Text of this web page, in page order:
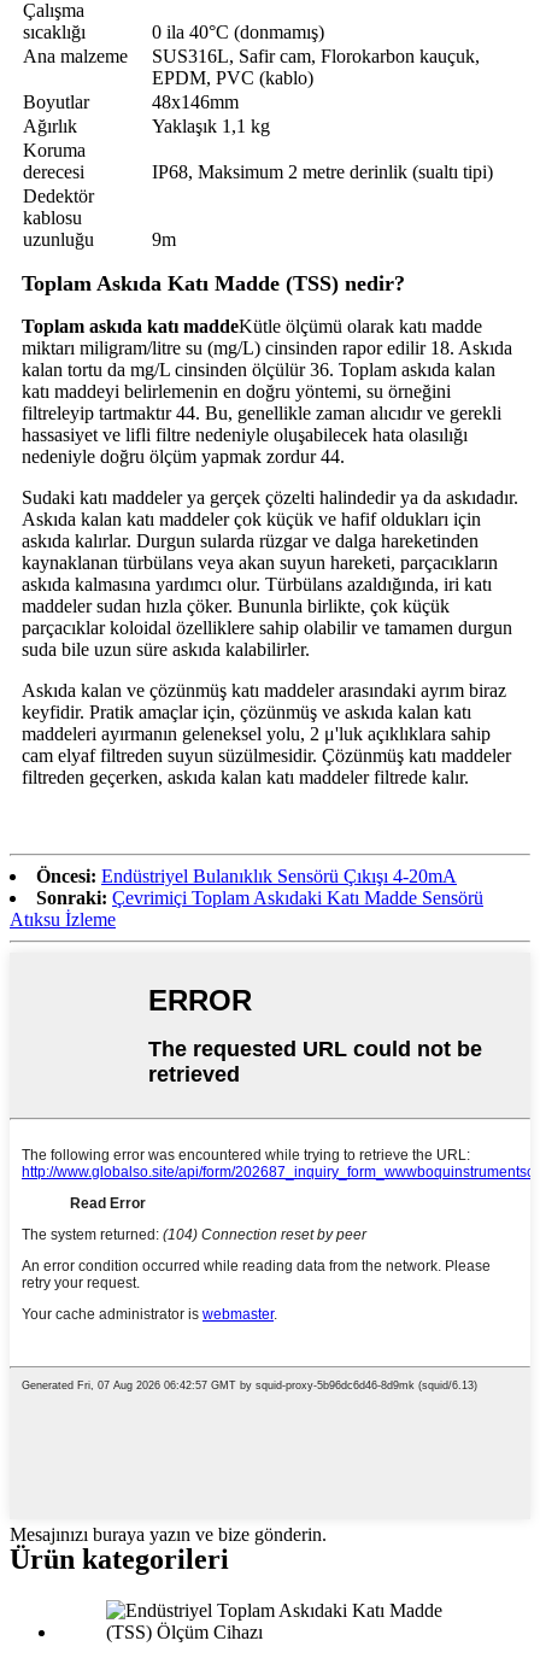
Çalışma
sıcaklığı
0 ila 40°C (donmamış)
Ana malzeme
SUS316L, Safir cam, Florokarbon kauçuk,
EPDM, PVC (kablo)
Boyutlar
48x146mm
Ağırlık
Yaklaşık 1,1 kg
Koruma
derecesi
IP68, Maksimum 2 metre derinlik (sualtı tipi)
Dedektör
kablosu
uzunluğu
9m
Toplam Askıda Katı Madde (TSS) nedir?
Toplam askıda katı maddeKütle ölçümü olarak katı madde
miktarı miligram/litre su (mg/L) cinsinden rapor edilir 18. Askıda
kalan tortu da mg/L cinsinden ölçülür 36. Toplam askıda kalan
katı maddeyi belirlemenin en doğru yöntemi, su örneğini
filtreleyip tartmaktır 44. Bu, genellikle zaman alıcıdır ve gerekli
hassasiyet ve lifli filtre nedeniyle oluşabilecek hata olasılığı
nedeniyle doğru ölçüm yapmak zordur 44.
Sudaki katı maddeler ya gerçek çözelti halindedir ya da askıdadır.
Askıda kalan katı maddeler çok küçük ve hafif oldukları için
askıda kalırlar. Durgun sularda rüzgar ve dalga hareketinden
kaynaklanan türbülans veya akan suyun hareketi, parçacıkların
askıda kalmasına yardımcı olur. Türbülans azaldığında, iri katı
maddeler sudan hızla çöker. Bununla birlikte, çok küçük
parçacıklar koloidal özelliklere sahip olabilir ve tamamen durgun
suda bile uzun süre askıda kalabilirler.
Askıda kalan ve çözünmüş katı maddeler arasındaki ayrım biraz
keyfidir. Pratik amaçlar için, çözünmüş ve askıda kalan katı
maddeleri ayırmanın geleneksel yolu, 2 μ'luk açıklıklara sahip
cam elyaf filtreden suyun süzülmesidir. Çözünmüş katı maddeler
filtreden geçerken, askıda kalan katı maddeler filtrede kalır.
Öncesi: Endüstriyel Bulanıklık Sensörü Çıkışı 4-20mA
Sonraki: Çevrimiçi Toplam Askıdaki Katı Madde Sensörü
Atıksu İzleme
Mesajınızı buraya yazın ve bize gönderin.
Ürün kategorileri